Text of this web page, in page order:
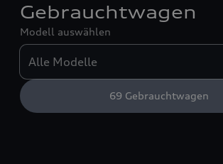
Gebrauchtwagen
Modell auswählen
69 Gebrauchtwagen